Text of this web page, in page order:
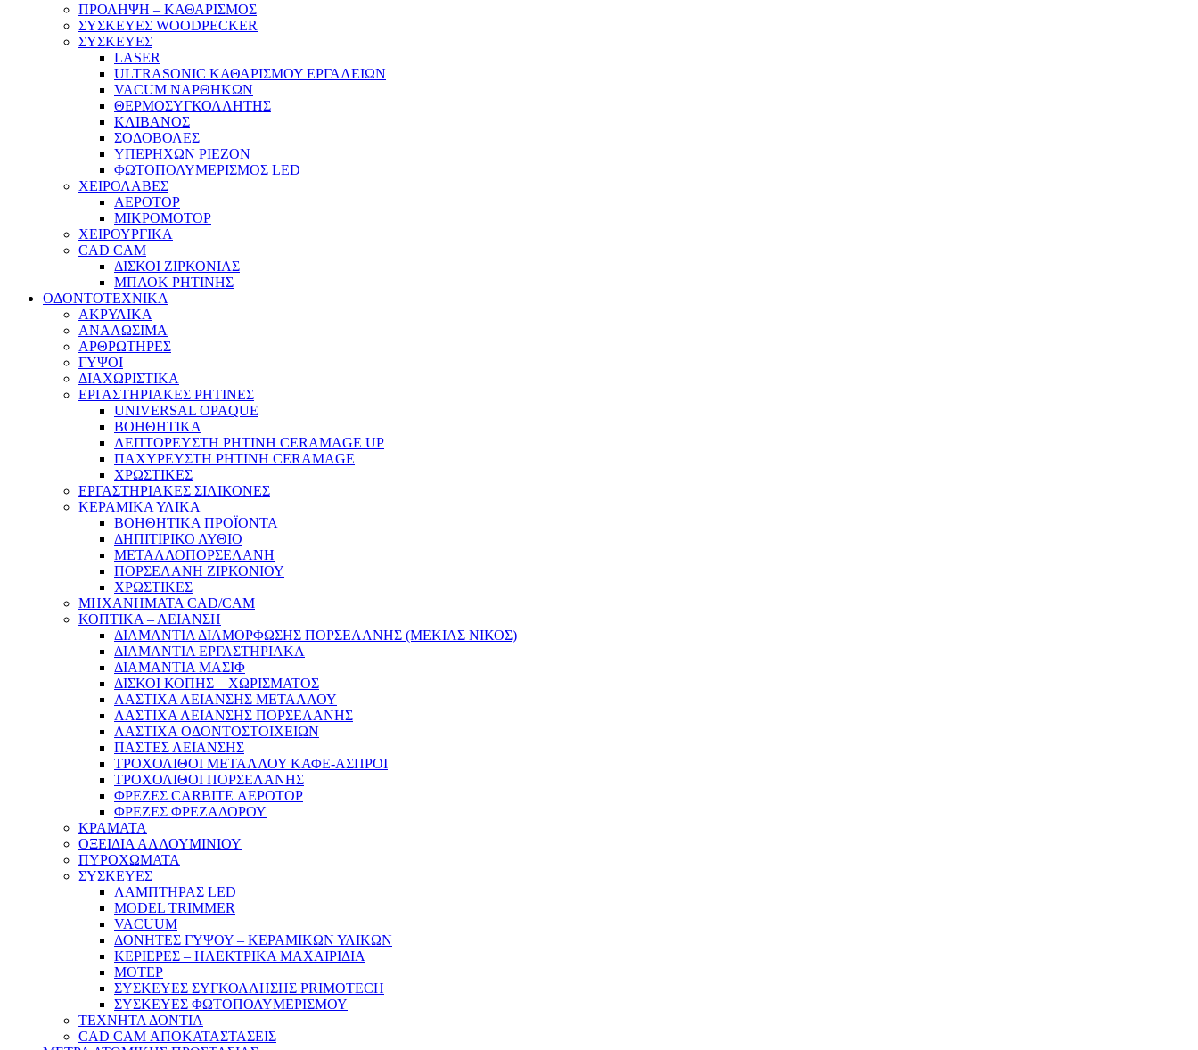
ΠΡΟΛΗΨΗ – ΚΑΘΑΡΙΣΜΟΣ
ΣΥΣΚΕΥΕΣ WOODPECKER
ΣΥΣΚΕΥΕΣ
LASER
ULTRASONIC ΚΑΘΑΡΙΣΜΟΥ ΕΡΓΑΛΕΙΩΝ
VACUM ΝΑΡΘΗΚΩΝ
ΘΕΡΜΟΣΥΓΚΟΛΛΗΤΗΣ
ΚΛΙΒΑΝΟΣ
ΣΟΔΟΒΟΛΕΣ
ΥΠΕΡΗΧΩΝ PIEZON
ΦΩΤΟΠΟΛΥΜΕΡΙΣΜΟΣ LED
ΧΕΙΡΟΛΑΒΕΣ
ΑΕΡΟΤΟΡ
ΜΙΚΡΟΜΟΤΟΡ
ΧΕΙΡΟΥΡΓΙΚΑ
CAD CAM
ΔΙΣΚΟΙ ΖΙΡΚΟΝΙΑΣ
ΜΠΛΟΚ ΡΗΤΙΝΗΣ
ΟΔΟΝΤΟΤΕΧΝΙΚΑ
ΑΚΡΥΛΙΚΑ
ΑΝΑΛΩΣΙΜΑ
ΑΡΘΡΩΤΗΡΕΣ
ΓΥΨΟΙ
ΔΙΑΧΩΡΙΣΤΙΚΑ
ΕΡΓΑΣΤΗΡΙΑΚΕΣ ΡΗΤΙΝΕΣ
UNIVERSAL OPAQUE
ΒΟΗΘΗΤΙΚΑ
ΛΕΠΤΟΡΕΥΣΤΗ ΡΗΤΙΝΗ CERAMAGE UP
ΠΑΧΥΡΕΥΣΤΗ ΡΗΤΙΝΗ CERAMAGE
ΧΡΩΣΤΙΚΕΣ
ΕΡΓΑΣΤΗΡΙΑΚΕΣ ΣΙΛΙΚΟΝΕΣ
ΚΕΡΑΜΙΚΑ ΥΛΙΚΑ
ΒΟΗΘΗΤΙΚΑ ΠΡΟΪΟΝΤΑ
ΔΗΠΙΤΙΡΙΚΟ ΛΥΘΙΟ
ΜΕΤΑΛΛΟΠΟΡΣΕΛΑΝΗ
ΠΟΡΣΕΛΑΝΗ ΖΙΡΚΟΝΙΟΥ
ΧΡΩΣΤΙΚΕΣ
ΜΗΧΑΝΗΜΑΤΑ CAD/CAM
ΚΟΠΤΙΚΑ – ΛΕΙΑΝΣΗ
ΔΙΑΜΑΝΤΙΑ ΔΙΑΜΟΡΦΩΣΗΣ ΠΟΡΣΕΛΑΝΗΣ (ΜΕΚΙΑΣ ΝΙΚΟΣ)
ΔΙΑΜΑΝΤΙΑ ΕΡΓΑΣΤΗΡΙΑΚΑ
ΔΙΑΜΑΝΤΙΑ ΜΑΣΙΦ
ΔΙΣΚΟΙ ΚΟΠΗΣ – ΧΩΡΙΣΜΑΤΟΣ
ΛΑΣΤΙΧΑ ΛΕΙΑΝΣΗΣ ΜΕΤΑΛΛΟΥ
ΛΑΣΤΙΧΑ ΛΕΙΑΝΣΗΣ ΠΟΡΣΕΛΑΝΗΣ
ΛΑΣΤΙΧΑ ΟΔΟΝΤΟΣΤΟΙΧΕΙΩΝ
ΠΑΣΤΕΣ ΛΕΙΑΝΣΗΣ
ΤΡΟΧΟΛΙΘΟΙ ΜΕΤΑΛΛΟΥ ΚΑΦΕ-ΑΣΠΡΟΙ
ΤΡΟΧΟΛΙΘΟΙ ΠΟΡΣΕΛΑΝΗΣ
ΦΡΕΖΕΣ CARBITE ΑΕΡΟΤΟΡ
ΦΡΕΖΕΣ ΦΡΕΖΑΔΟΡΟΥ
ΚΡΑΜΑΤΑ
ΟΞΕΙΔΙΑ ΑΛΛΟΥΜΙΝΙΟΥ
ΠΥΡΟΧΩΜΑΤΑ
ΣΥΣΚΕΥΕΣ
ΛΑΜΠΤΗΡΑΣ LED
MODEL TRIMMER
VACUUM
ΔΟΝΗΤΕΣ ΓΥΨΟΥ – ΚΕΡΑΜΙΚΩΝ ΥΛΙΚΩΝ
ΚΕΡΙΕΡΕΣ – ΗΛΕΚΤΡΙΚΑ ΜΑΧΑΙΡΙΔΙΑ
ΜΟΤΕΡ
ΣΥΣΚΕΥΕΣ ΣΥΓΚΟΛΛΗΣΗΣ PRIMOTECH
ΣΥΣΚΕΥΕΣ ΦΩΤΟΠΟΛΥΜΕΡΙΣΜΟΥ
ΤΕΧΝΗΤΑ ΔΟΝΤΙΑ
CAD CAM ΑΠΟΚΑΤΑΣΤΑΣΕΙΣ